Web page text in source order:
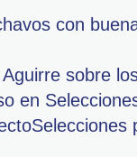
con
sobre
en